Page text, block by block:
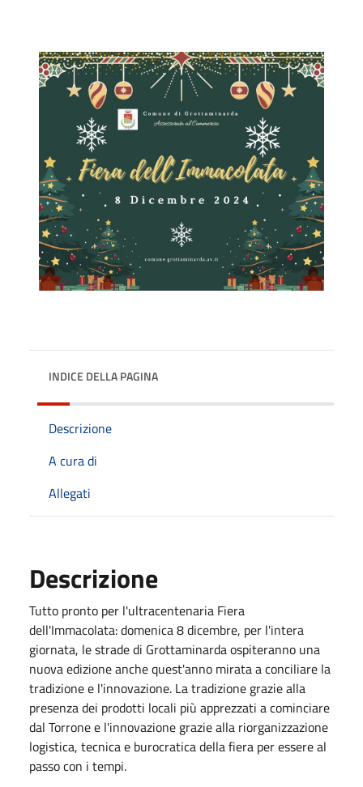
INDICE DELLA PAGINA
Descrizione
A cura di
Allegati
Descrizione
Tutto pronto per l'ultracentenaria Fiera
dell'Immacolata: domenica 8 dicembre, per l'intera
giornata, le strade di Grottaminarda ospiteranno una
nuova edizione anche quest'anno mirata a conciliare la
tradizione e l'innovazione. La tradizione grazie alla
presenza dei prodotti locali più apprezzati a cominciare
dal Torrone e l'innovazione grazie alla riorganizzazione
logistica, tecnica e burocratica della fiera per essere al
passo con i tempi.